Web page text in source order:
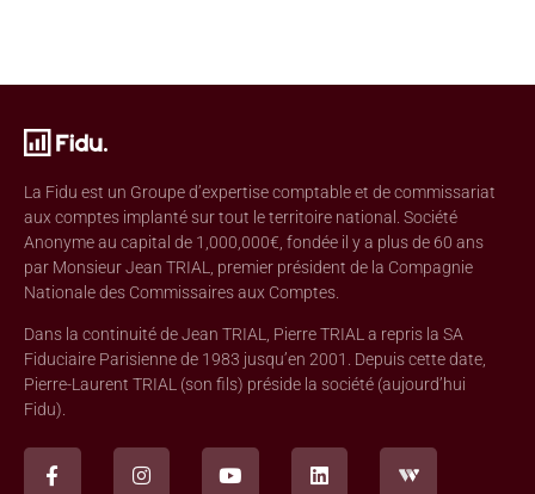
La Fidu est un Groupe d’expertise comptable et de commissariat
aux comptes implanté sur tout le territoire national. Société
Anonyme au capital de 1,000,000€, fondée il y a plus de 60 ans
par Monsieur Jean TRIAL, premier président de la Compagnie
Nationale des Commissaires aux Comptes.
Dans la continuité de Jean TRIAL, Pierre TRIAL a repris la SA
Fiduciaire Parisienne de 1983 jusqu’en 2001. Depuis cette date,
Pierre-Laurent TRIAL (son fils) préside la société (aujourd’hui
Fidu).